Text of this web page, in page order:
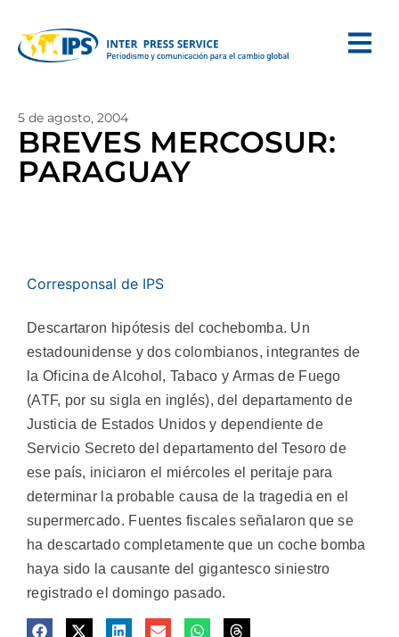
5 de agosto, 2004
BREVES MERCOSUR:
PARAGUAY
Corresponsal de IPS
Descartaron hipótesis del cochebomba. Un
estadounidense y dos colombianos, integrantes de
la Oficina de Alcohol, Tabaco y Armas de Fuego
(ATF, por su sigla en inglés), del departamento de
Justicia de Estados Unidos y dependiente de
Servicio Secreto del departamento del Tesoro de
ese país, iniciaron el miércoles el peritaje para
determinar la probable causa de la tragedia en el
supermercado. Fuentes fiscales señalaron que se
ha descartado completamente que un coche bomba
haya sido la causante del gigantesco siniestro
registrado el domingo pasado.